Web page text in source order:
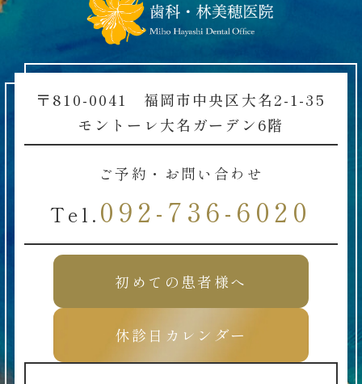
〒810-0041 福岡市中央区大名2-1-35
モントーレ大名ガーデン6階
ご予約・お問い合わせ
Tel. 092-736-6020
初めての患者様へ
休診日カレンダー